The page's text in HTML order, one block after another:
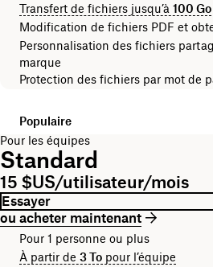
Transfert de fichiers jusqu’à 100 Go
Modification de fichiers PDF et
Personnalisation des fichiers
marque
Protection des fichiers par mot de
Populaire
Pour les équipes
Standard
15 $US/utilisateur/mois
Essayer
ou acheter maintenant
Pour 1 personne ou plus
À partir de 3 To pour l’équipe